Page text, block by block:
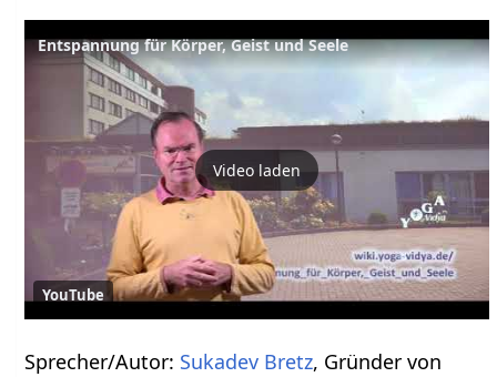
Entspannung für Körper, Geist und Seele
Video laden
YouTube
Sprecher/Autor: Sukadev Bretz, Gründer von